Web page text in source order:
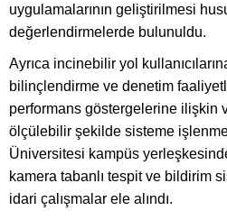
uygulamalarının geliştirilmesi
değerlendirmelerde bulunuldu.
Ayrıca incinebilir yol
bilinçlendirme ve denetim
performans göstergelerine ilişkin
ölçülebilir şekilde sisteme
Üniversitesi kampüs
kamera tabanlı tespit ve bildirim
idari çalışmalar ele alındı.